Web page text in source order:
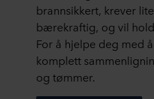
brannsikkert, krever
bærekraftig, og vil
For å hjelpe deg med
komplett
og tømmer.